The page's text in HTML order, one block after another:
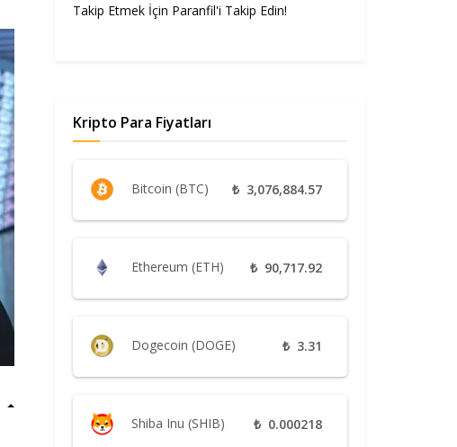
Takip Etmek İçin Paranfil'i Takip Edin!
Kripto Para Fiyatları
Bitcoin (BTC) ₺ 3,076,884.57
Ethereum (ETH) ₺ 90,717.92
Dogecoin (DOGE) ₺ 3.31
Shiba Inu (SHIB) ₺ 0.000218